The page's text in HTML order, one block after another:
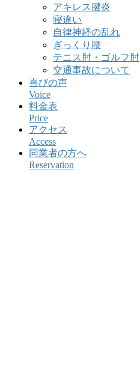
アキレス腱炎
寝違い
自律神経の乱れ
ぎっくり腰
テニス肘・ゴルフ肘
交通事故について
喜びの声
Voice
料金表
Price
アクセス
Access
同業者の方へ
Reservation